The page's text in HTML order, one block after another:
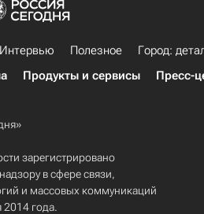
Интервью Полезное
Город:
Продукты и сервисы Пресс-
зарегистрировано
в сфере связи,
и массовых коммуникаций
года.